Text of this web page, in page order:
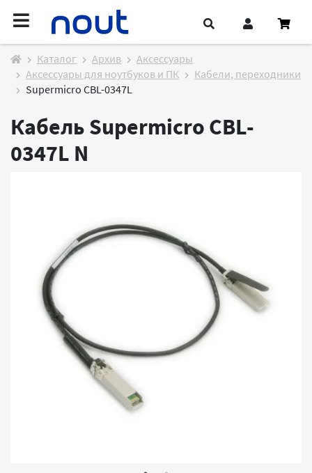
Каталог Архив
Аксессуары
Аксессуары для ноутбуков и ПК
Кабели, переходники
Supermicro CBL-0347L
Кабель Supermicro CBL-
0347L N